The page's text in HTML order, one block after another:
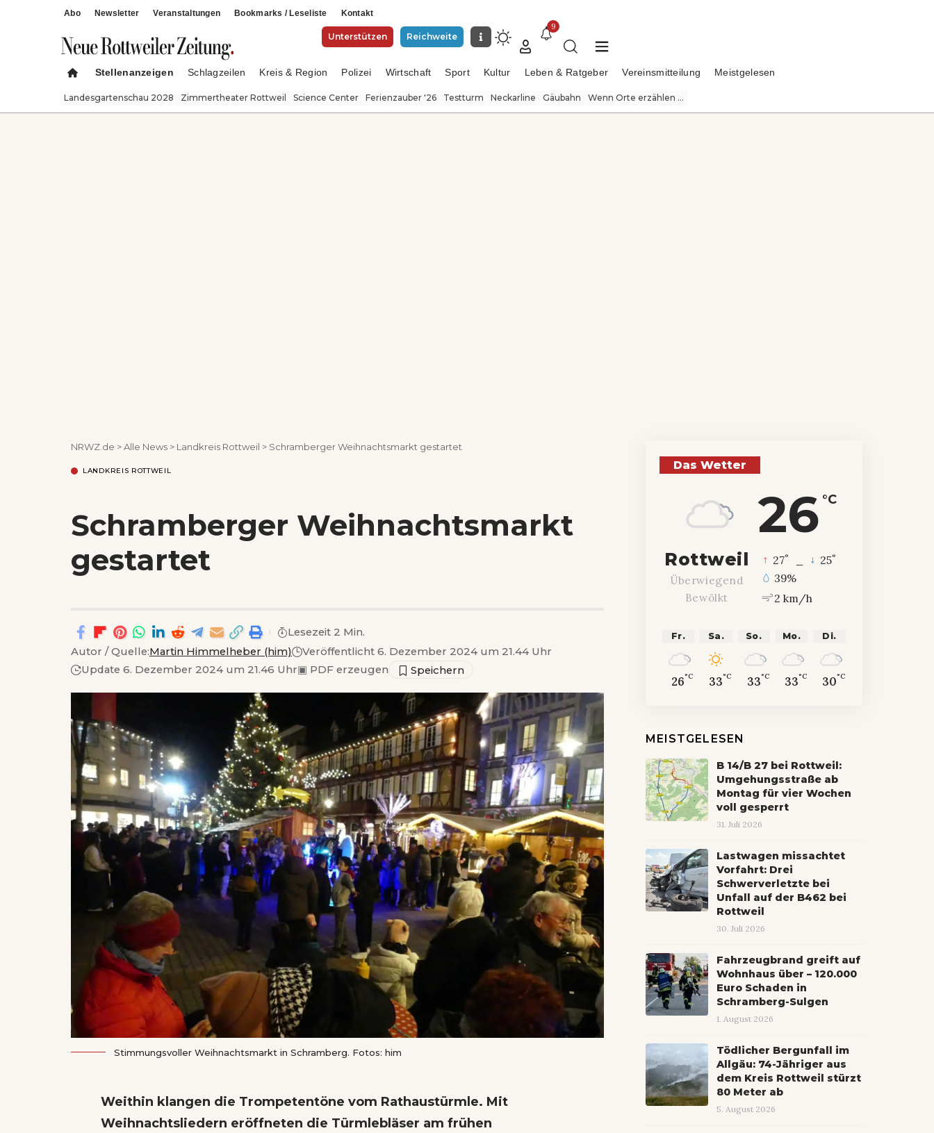
Abo Newsletter Veranstaltungen Bookmarks / Leseliste Kontakt
Unterstützen Reichweite
9
Stellenanzeigen Schlagzeilen Kreis & Region Polizei Wirtschaft Sport Kultur Leben & Ratgeber Vereinsmitteilung Meistgelesen
Landesgartenschau 2028 Zimmertheater Rottweil Science Center Ferienzauber '26 Testturm Neckarline Gäubahn Wenn Orte erzählen ...
NRWZ.de >Alle News > Landkreis Rottweil > Schramberger Weihnachtsmarkt gestartet
LANDKREIS ROTTWEIL
Schramberger Weihnachtsmarkt
gestartet
Autor / Quelle:Martin Himmelheber (him)
Veröffentlicht 6. Dezember 2024 um 21.44 Uhr
Update 6. Dezember 2024 um 21.46 Uhr▣ PDF erzeugen
Lesezeit 2 Min.
Stimmungsvoller Weihnachtsmarkt in Schramberg. Fotos: him
Weithin klangen die Trompetentöne vom Rathaustürmle. Mit
Weihnachtsliedern eröffneten die Türmlebläser am frühen
Das Wetter
26 °C
Rottweil
Überwiegend
Bewölkt
27° 25°
39%
2 km/h
Fr.
26°C
Sa.
33°C
So.
33°C
Mo.
33°C
Di.
30°C
MEISTGELESEN
B 14/B 27 bei Rottweil:
Umgehungsstraße ab
Montag für vier Wochen
voll gesperrt
31. Juli 2026
Lastwagen missachtet
Vorfahrt: Drei
Schwerverletzte bei
Unfall auf der B462 bei
Rottweil
30. Juli 2026
Fahrzeugbrand greift auf
Wohnhaus über – 120.000
Euro Schaden in
Schramberg-Sulgen
1. August 2026
Tödlicher Bergunfall im
Allgäu: 74-Jähriger aus
dem Kreis Rottweil stürzt
80 Meter ab
5. August 2026